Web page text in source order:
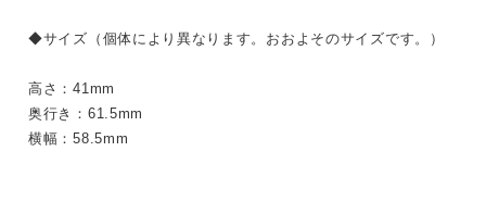
◆サイズ（個体により異なります。おおよそのサイズです。）
高さ：41mm
奥行き：61.5mm
横幅：58.5mm